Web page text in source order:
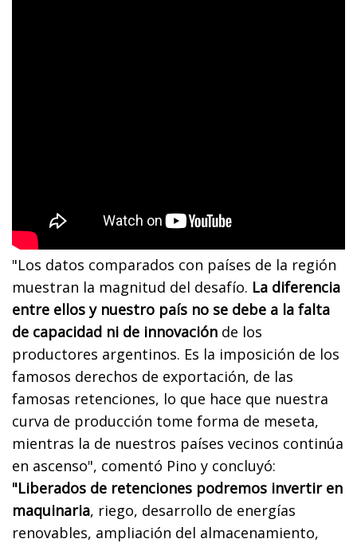
"Los datos comparados con países de la región
muestran la magnitud del desafío. La diferencia
entre ellos y nuestro país no se debe a la falta
de capacidad ni de innovación de los
productores argentinos. Es la imposición de los
famosos derechos de exportación, de las
famosas retenciones, lo que hace que nuestra
curva de producción tome forma de meseta,
mientras la de nuestros países vecinos continúa
en ascenso", comentó Pino y concluyó:
"Liberados de retenciones podremos invertir en
maquinaria, riego, desarrollo de energías
renovables, ampliación del almacenamiento,